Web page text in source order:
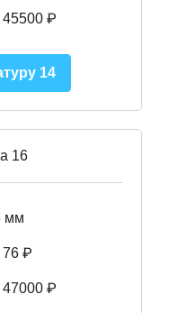
45500 ₽
14
16
мм
76 ₽
47000 ₽